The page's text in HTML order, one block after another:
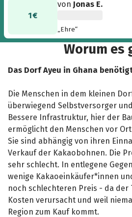
1 €
von Jonas E.
„Ehre“
Worum es
Das Dorf Ayeu in Ghana
Die Menschen in dem kleinen
überwiegend Selbstversorger
Bessere Infrastruktur, hier der
ermöglicht den Menschen vor
Sie sind abhängig von ihren
Verkauf der Kakaobohnen. Die
sehr schlecht. In entlegene
wenige Kakaoeinkäufer*innen
noch schlechteren Preis - da der
Kosten verursacht und weil
Region zum Kauf kommt.